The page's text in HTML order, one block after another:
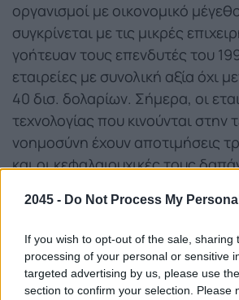
2045 - Do Not Process My
If you wish to opt-out of the sale, sharing
processing of your personal or sensitive
targeted advertising by us, please use
section to confirm your selection. Please
οργανισμοί με οικονομικό
συγκρίνεται με τις μικρές
γοήτευαν τους επενδυτές του
εταιρείες με συνολική αξία όχι
40 δισ. δολαρίων. Σήμερα, οι
τεχνολογίας που κινούνται στην
νοημοσύνη έχουν αποτιμήσεις
και οι κεφαλαιουχικές τους
είναι ανέφελο και σε αυτό δεν
οι ανησυχίες φορέων όπως το
της Αγγλίας.